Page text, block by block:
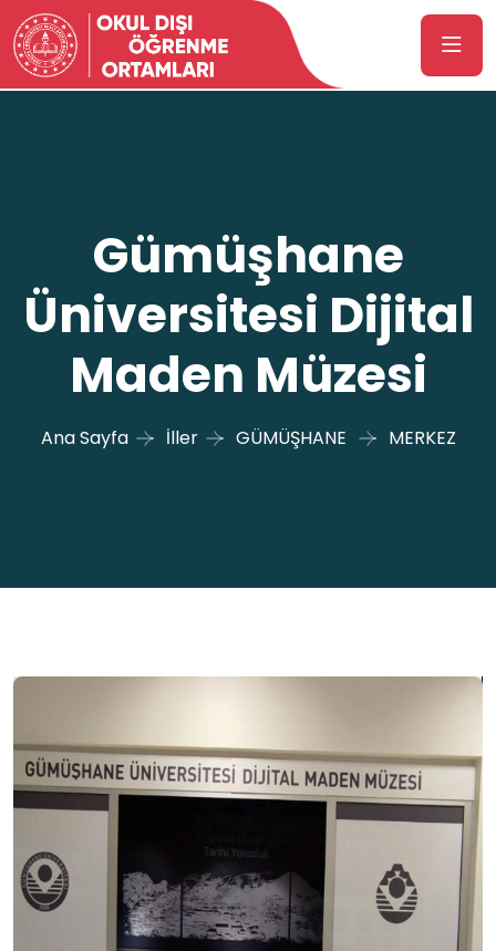
Gümüşhane
Üniversitesi Dijital
Maden Müzesi
Ana Sayfa İller GÜMÜŞHANE MERKEZ